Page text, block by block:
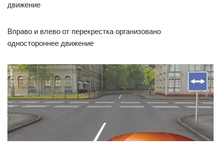
движение
Вправо и влево от перекрестка организовано
одностороннее движение